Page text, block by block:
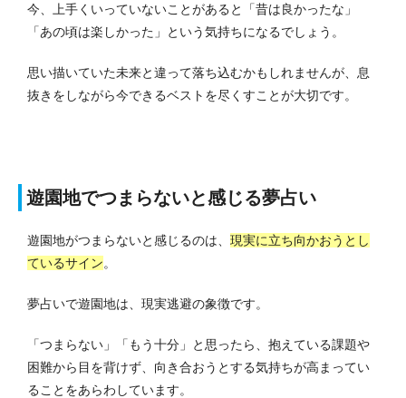
今、上手くいっていないことがあると「昔は良かったな」
「あの頃は楽しかった」という気持ちになるでしょう。
思い描いていた未来と違って落ち込むかもしれませんが、息
抜きをしながら今できるベストを尽くすことが大切です。
遊園地でつまらないと感じる夢占い
遊園地がつまらないと感じるのは、 現実に立ち向かおうとし
ているサイン。
夢占いで遊園地は、現実逃避の象徴です。
「つまらない」「もう十分」と思ったら、抱えている課題や
困難から目を背けず、向き合おうとする気持ちが高まってい
ることをあらわしています。